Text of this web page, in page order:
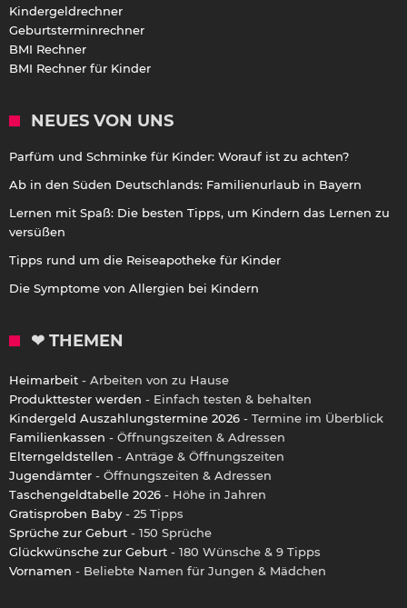
Kindergeldrechner
Geburtsterminrechner
BMI Rechner
BMI Rechner für Kinder
NEUES VON UNS
Parfüm und Schminke für Kinder: Worauf ist zu achten?
Ab in den Süden Deutschlands: Familienurlaub in Bayern
Lernen mit Spaß: Die besten Tipps, um Kindern das Lernen zu
versüßen
Tipps rund um die Reiseapotheke für Kinder
Die Symptome von Allergien bei Kindern
❤ THEMEN
Heimarbeit - Arbeiten von zu Hause
Produkttester werden - Einfach testen & behalten
Kindergeld Auszahlungstermine 2026 - Termine im Überblick
Familienkassen - Öffnungszeiten & Adressen
Elterngeldstellen - Anträge & Öffnungszeiten
Jugendämter - Öffnungszeiten & Adressen
Taschengeldtabelle 2026 - Höhe in Jahren
Gratisproben Baby - 25 Tipps
Sprüche zur Geburt - 150 Sprüche
Glückwünsche zur Geburt - 180 Wünsche & 9 Tipps
Vornamen - Beliebte Namen für Jungen & Mädchen